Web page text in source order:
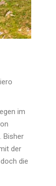
im
Bisher
der
die